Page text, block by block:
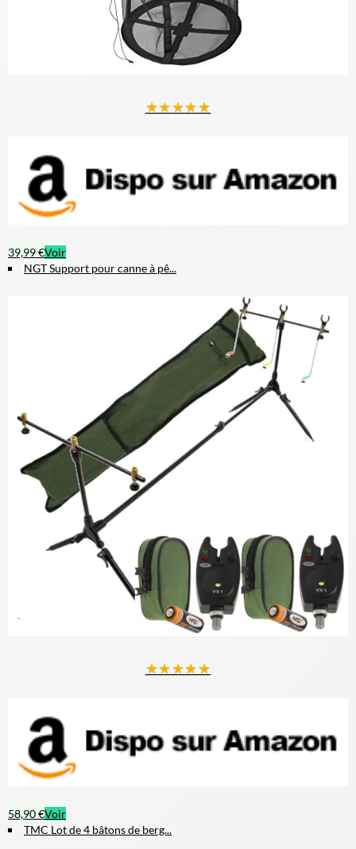
★★★★★
39,99 €Voir
NGT Support pour canne à pê...
★★★★★
58,90 €Voir
TMC Lot de 4 bâtons de berg...